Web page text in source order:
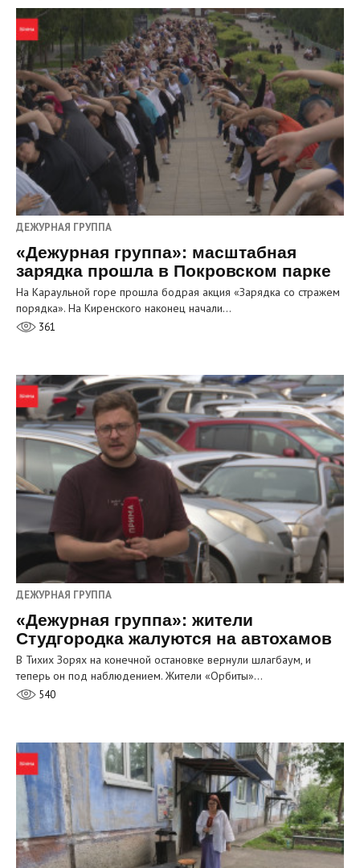
ДЕЖУРНАЯ ГРУППА
«Дежурная группа»: масштабная
зарядка прошла в Покровском парке
На Караульной горе прошла бодрая акция «Зарядка со стражем
порядка». На Киренского наконец начали…
361
ДЕЖУРНАЯ ГРУППА
«Дежурная группа»: жители
Студгородка жалуются на автохамов
В Тихих Зорях на конечной остановке вернули шлагбаум, и
теперь он под наблюдением. Жители «Орбиты»…
540